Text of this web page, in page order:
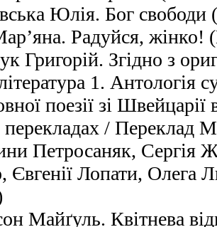
Юлія. Бог
Радуйся,
Григорій. Згідно з
1. Антологія
поезії зі Швейцарії
перекладах / Переклад
Петросаняк, Сергія
Євгенії Лопати, Олега
Майґуль. Квітнева